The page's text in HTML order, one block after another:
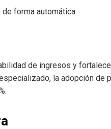
forma automática.
de ingresos y
la adopción de